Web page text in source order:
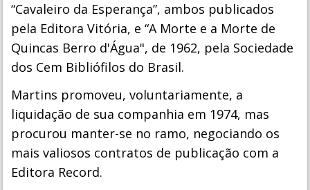
“Cavaleiro da Esperança”, ambos publicados
pela Editora Vitória, e “A Morte e a Morte de
Quincas Berro d'Água", de 1962, pela Sociedade
dos Cem Bibliófilos do Brasil.
Martins promoveu, voluntariamente, a
liquidação de sua companhia em 1974, mas
procurou manter-se no ramo, negociando os
mais valiosos contratos de publicação com a
Editora Record.